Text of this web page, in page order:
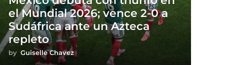
el Mundial 2026; vence 2-0 a
Sudáfrica ante un Azteca
repleto
by Guiselle Chavez